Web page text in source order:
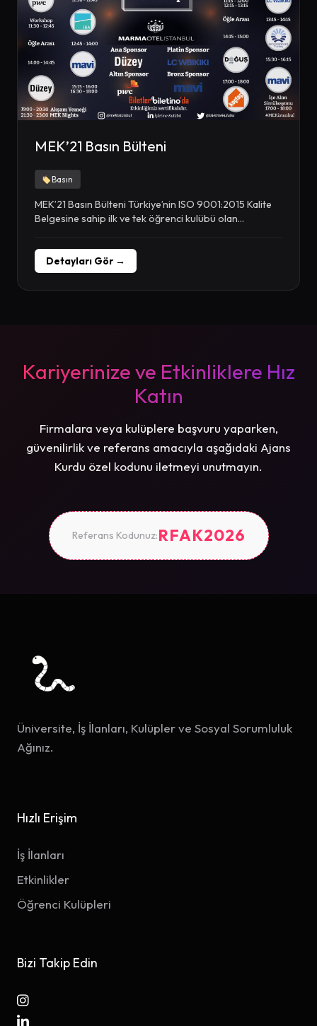
MEK’21 Basın Bülteni
Basın
MEK’21 Basın Bülteni Türkiye’nin ISO 9001:2015 Kalite
Belgesine sahip ilk ve tek öğrenci kulübü olan...
Detayları Gör →
Kariyerinize ve Etkinliklere Hız
Katın
Firmalara veya kulüplere başvuru yaparken,
güvenilirlik ve referans amacıyla aşağıdaki Ajans
Kurdu özel kodunu iletmeyi unutmayın.
Referans Kodunuz:RFAK2026
Üniversite, İş İlanları, Kulüpler ve Sosyal Sorumluluk
Ağınız.
Hızlı Erişim
İş İlanları
Etkinlikler
Öğrenci Kulüpleri
Bizi Takip Edin